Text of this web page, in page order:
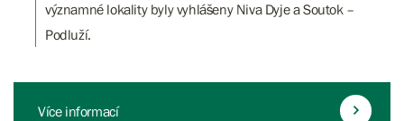
významné lokality byly vyhlášeny Niva Dyje a Soutok –
Podluží.
Více informací